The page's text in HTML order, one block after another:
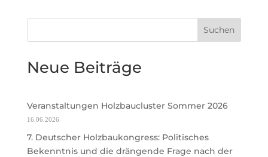
Suchen
Neue Beiträge
Veranstaltungen Holzbaucluster Sommer 2026
16.06.2026
7. Deutscher Holzbaukongress: Politisches
Bekenntnis und die drängende Frage nach der